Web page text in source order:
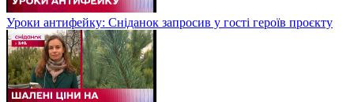
Уроки антифейку: Сніданок запросив у гості героїв проєкту